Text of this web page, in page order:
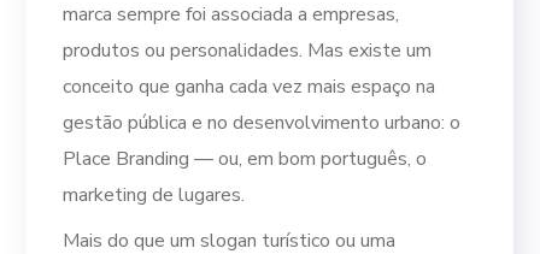
marca sempre foi associada a empresas,
produtos ou personalidades. Mas existe um
conceito que ganha cada vez mais espaço na
gestão pública e no desenvolvimento urbano: o
Place Branding — ou, em bom português, o
marketing de lugares.
Mais do que um slogan turístico ou uma